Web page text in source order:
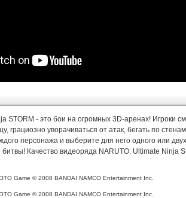
STORM - это бои на огромных 3D-аренах! Игроки
грациозно уворачиваться от атак, бегать по
персонажа и выберите для него одного или
Качество видеоряда NARUTO: Ultimate Ninja
Game © 2008 BANDAI NAMCO Entertainment Inc.
Game © 2008 BANDAI NAMCO Entertainment Inc.